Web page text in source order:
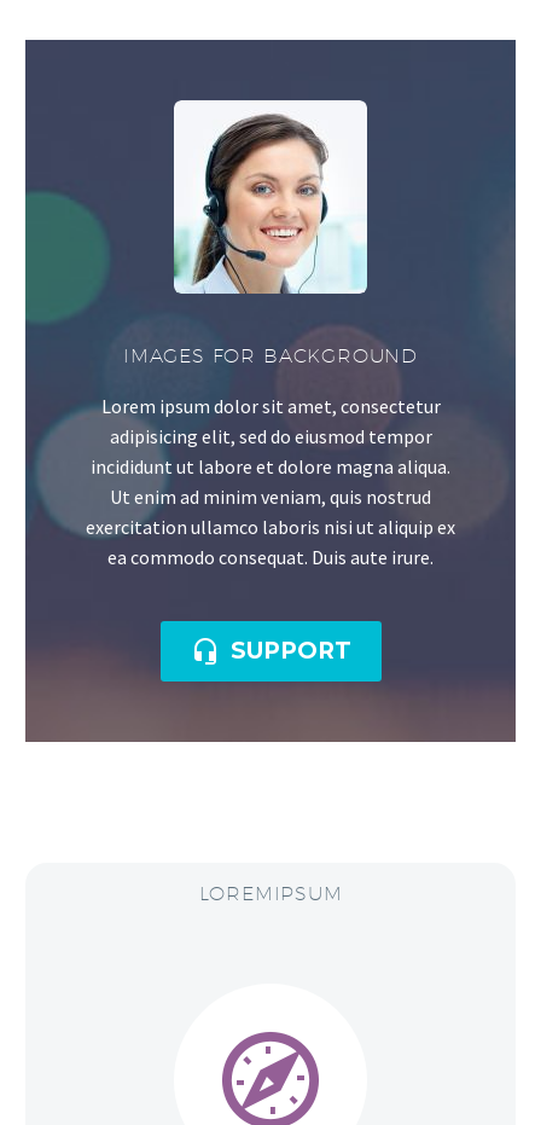
IMAGES FOR BACKGROUND
Lorem ipsum dolor sit amet, consectetur
adipisicing elit, sed do eiusmod tempor
incididunt ut labore et dolore magna aliqua.
Ut enim ad minim veniam, quis nostrud
exercitation ullamco laboris nisi ut aliquip ex
ea commodo consequat. Duis aute irure.
 SUPPORT
LOREMIPSUM

